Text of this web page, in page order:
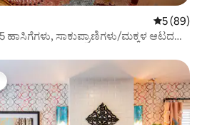
5 ರಲ್ಲಿ 5
5 (89)
ಹಾಸಿಗೆಗಳು, ಸಾಕುಪ್ರಾಣಿಗಳು/ಮಕ್ಕಳ ಆಟದ